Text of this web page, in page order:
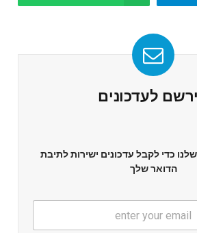
לעדכונים
כדי לקבל עדכונים ישירות לתיבת
הדואר שלך